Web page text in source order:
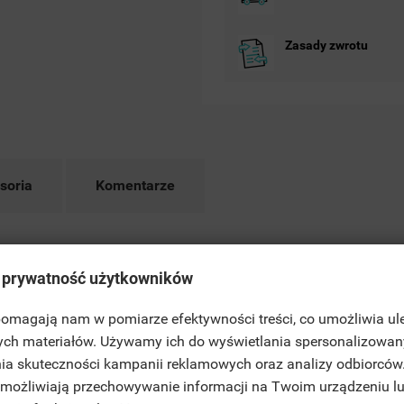
Zasady zwrotu
Komentarze
2 – Luksusowy Design i Niezawodna
rozwiązanie, które łączy nowoczesną estetykę z wysoką
się w eleganckich wnętrzach, zapewniając nie tylko
LISTY ŻYCZEŃ
SIĘ
BYĆ ZALOGOWANY BY ZAPISAĆ PRODUKTY NA SWOJEJ LIŚCIE
użytkowników
nam w pomiarze efektywności treści, co umożliwia
materiałów. Używamy ich do wyświetlania
skuteczności kampanii reklamowych oraz analizy
przechowywanie informacji na Twoim urządzeniu